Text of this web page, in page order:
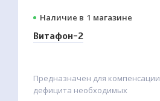
Наличие в 1 магазине
Витафон-2
Предназначен для компенсации
дефицита необходимых